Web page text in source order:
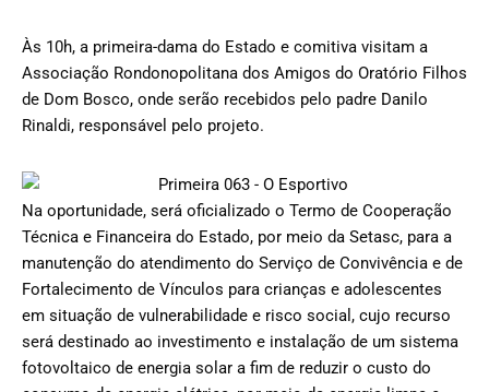
Às 10h, a primeira-dama do Estado e comitiva visitam a
Associação Rondonopolitana dos Amigos do Oratório Filhos
de Dom Bosco, onde serão recebidos pelo padre Danilo
Rinaldi, responsável pelo projeto.
Na oportunidade, será oficializado o Termo de Cooperação
Técnica e Financeira do Estado, por meio da Setasc, para a
manutenção do atendimento do Serviço de Convivência e de
Fortalecimento de Vínculos para crianças e adolescentes
em situação de vulnerabilidade e risco social, cujo recurso
será destinado ao investimento e instalação de um sistema
fotovoltaico de energia solar a fim de reduzir o custo do